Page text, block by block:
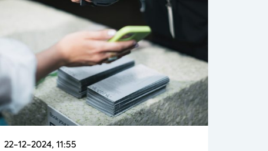
22-12-2024, 11:55